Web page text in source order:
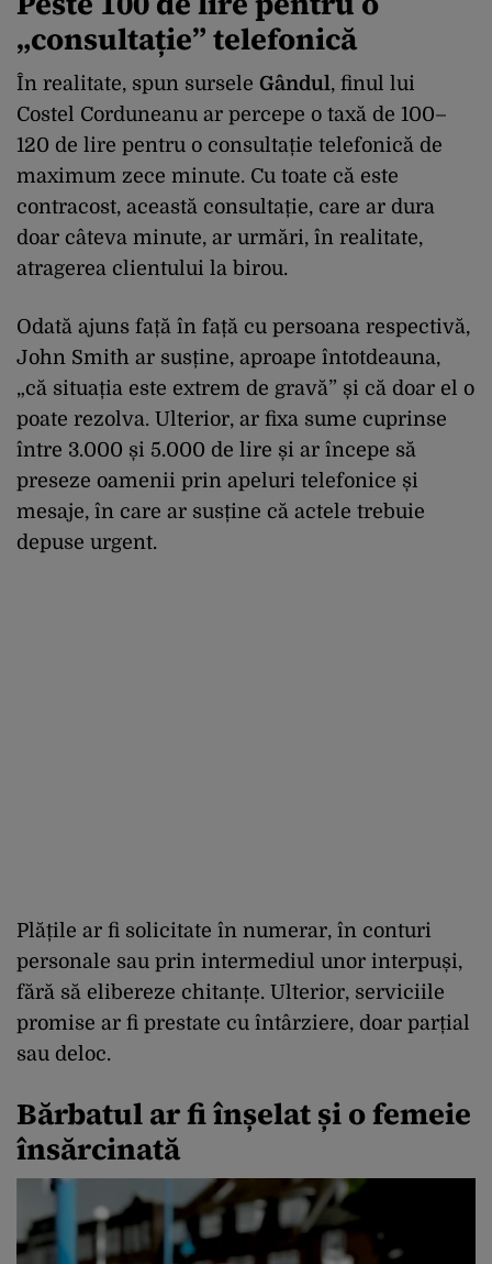
„consultație” telefonică
În realitate, spun sursele Gândul, finul lui
Costel Corduneanu ar percepe o taxă de 100–
120 de lire pentru o consultație telefonică de
maximum zece minute. Cu toate că este
contracost, această consultație, care ar dura
doar câteva minute, ar urmări, în realitate,
atragerea clientului la birou.
Odată ajuns față în față cu persoana respectivă,
John Smith ar susține, aproape întotdeauna,
„că situația este extrem de gravă” și că doar el o
poate rezolva. Ulterior, ar fixa sume cuprinse
între 3.000 și 5.000 de lire și ar începe să
preseze oamenii prin apeluri telefonice și
mesaje, în care ar susține că actele trebuie
depuse urgent.
Plățile ar fi solicitate în numerar, în conturi
personale sau prin intermediul unor interpuși,
fără să elibereze chitanțe. Ulterior, serviciile
promise ar fi prestate cu întârziere, doar parțial
sau deloc.
Bărbatul ar fi înșelat și o femeie
însărcinată